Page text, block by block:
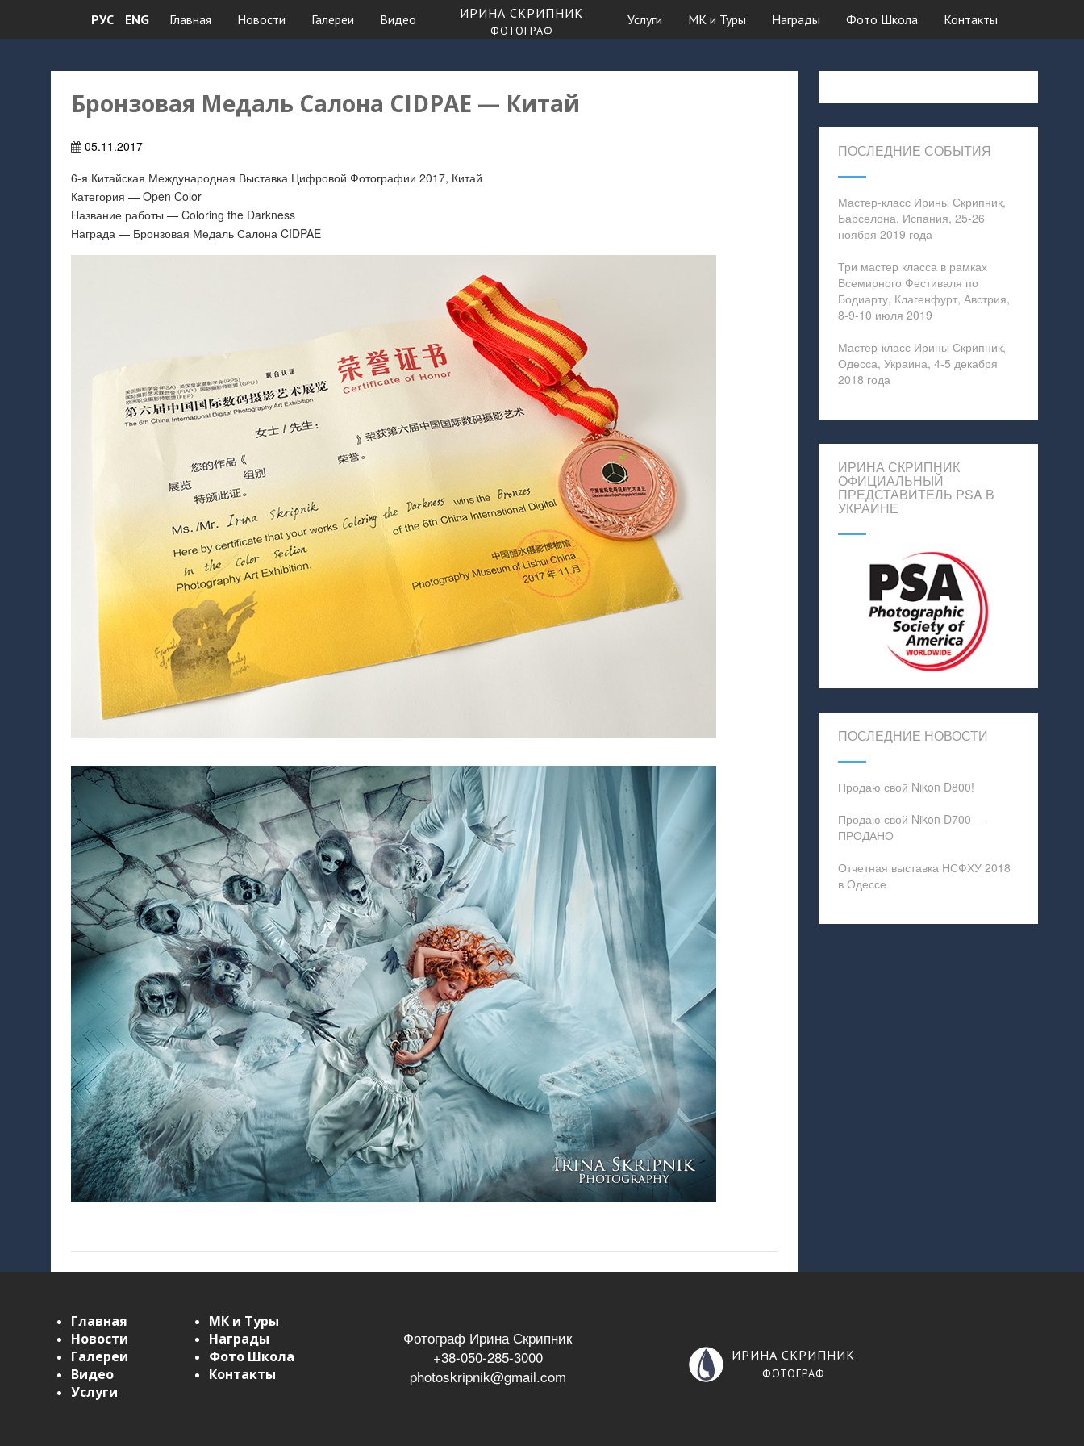
РУС ENG Главная Новости Галереи Видео ИРИНА СКРИПНИК
ФОТОГРАФ
Услуги МК и Туры Награды Фото Школа Контакты
Бронзовая Медаль Салона CIDPAE — Китай
05.11.2017
6-я Китайская Международная Выставка Цифровой Фотографии 2017, Китай
Категория — Open Color
Название работы — Coloring the Darkness
Награда — Бронзовая Медаль Салона CIDPAE
ПОСЛЕДНИЕ СОБЫТИЯ
Мастер-класс Ирины Скрипник,
Барселона, Испания, 25-26
ноября 2019 года
Три мастер класса в рамках
Всемирного Фестиваля по
Бодиарту, Клагенфурт, Австрия,
8-9-10 июля 2019
Мастер-класс Ирины Скрипник,
Одесса, Украина, 4-5 декабря
2018 года
ИРИНА СКРИПНИК
ОФИЦИАЛЬНЫЙ
ПРЕДСТАВИТЕЛЬ PSA В
УКРАИНЕ
ПОСЛЕДНИЕ НОВОСТИ
Продаю свой Nikon D800!
Продаю свой Nikon D700 —
ПРОДАНО
Отчетная выставка НСФХУ 2018
в Одессе
Главная
Новости
Галереи
Видео
Услуги
МК и Туры
Награды
Фото Школа
Контакты
Фотограф Ирина Скрипник
+38-050-285-3000
photoskripnik@gmail.com
ИРИНА СКРИПНИК
ФОТОГРАФ